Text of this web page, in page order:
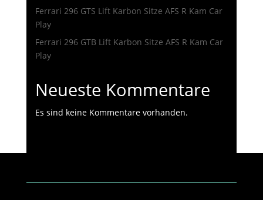
Ferrari 296 GTS Lift Karbon Sitze AFS R Kam Car
Play
Ferrari 296 GTB Lift Karbon Sitze AFS R Kam Car
Play
Neueste Kommentare
Es sind keine Kommentare vorhanden.